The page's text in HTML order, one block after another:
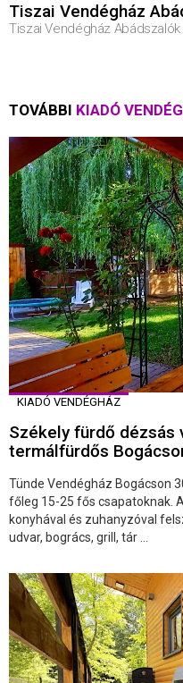
Tiszai Vendégház
Tiszai Vendégház Abádszalók
TOVÁBBI KIADÓ
KIADÓ VENDÉGHÁZ
Székely fürdő dézsás
termálfürdős
Tünde Vendégház Bogácson
főleg 15-25 fős csapatoknak.
konyhával és zuhanyzóval
udvar, bogrács, grill, tár ...